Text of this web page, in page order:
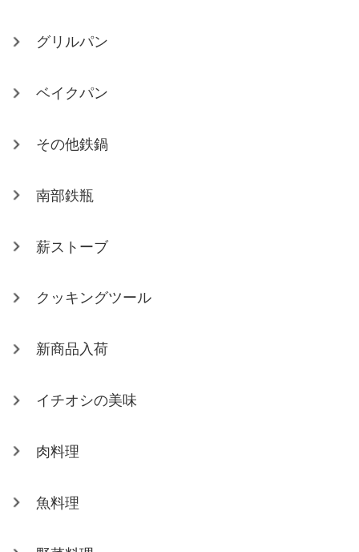
グリルパン
ベイクパン
その他鉄鍋
南部鉄瓶
薪ストーブ
クッキングツール
新商品入荷
イチオシの美味
肉料理
魚料理